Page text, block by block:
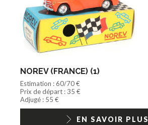
NOREV (FRANCE) (1)
Estimation : 60/70 €
Prix de départ : 35 €
Adjugé : 55 €
EN SAVOIR PLUS